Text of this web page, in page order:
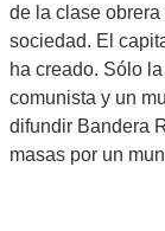
de la clase
sociedad. El
ha creado. Sólo
comunista y un
difundir Bandera
masas por un